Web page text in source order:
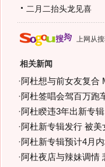
二月二抬头龙见喜
上网从
相关新闻
·阿杜想与前女友复合
·阿杜签唱会驾百万跑
·阿杜睽违3年出新专
·阿杜新专辑发行 被
·阿杜新专辑预计4月
·阿杜夜店与辣妹调情